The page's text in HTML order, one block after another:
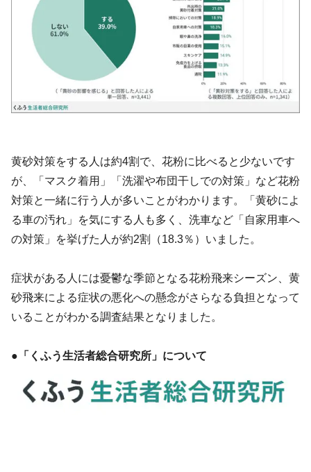
黄砂対策をする人は約4割で、花粉に比べると少ないです
が、「マスク着用」「洗濯や布団干しでの対策」など花粉
対策と一緒に行う人が多いことがわかります。「黄砂によ
る車の汚れ」を気にする人も多く、洗車など「自家用車へ
の対策」を挙げた人が約2割（18.3％）いました。
症状がある人には憂鬱な季節となる花粉飛来シーズン、黄
砂飛来による症状の悪化への懸念がさらなる負担となって
いることがわかる調査結果となりました。
●「くふう生活者総合研究所」について